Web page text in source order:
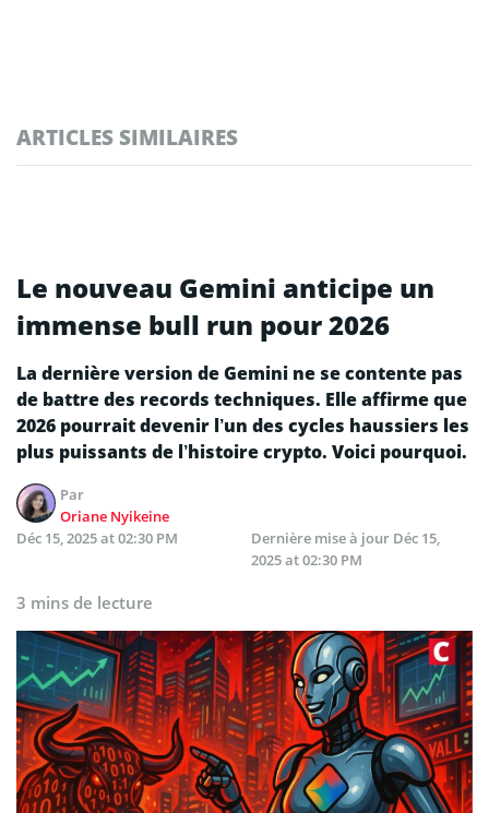
ARTICLES SIMILAIRES
Le nouveau Gemini anticipe un
immense bull run pour 2026
La dernière version de Gemini ne se contente pas
de battre des records techniques. Elle affirme que
2026 pourrait devenir l’un des cycles haussiers les
plus puissants de l’histoire crypto. Voici pourquoi.
Par
Oriane Nyikeine
Déc 15, 2025 at 02:30 PM
Dernière mise à jour Déc 15,
2025 at 02:30 PM
3 mins de lecture